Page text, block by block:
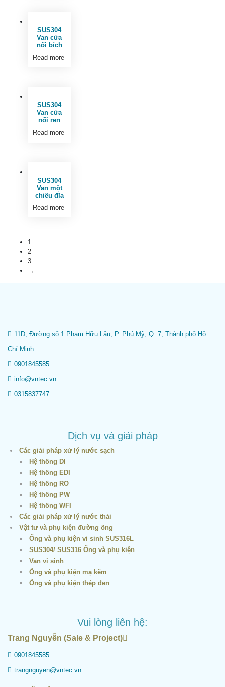
SUS304
Van cửa
nối bích
Read more
SUS304
Van cửa
nối ren
Read more
SUS304
Van một
chiều đĩa
Read more
1
2
3
→
11D, Đường số 1 Phạm Hữu Lầu, P. Phú Mỹ, Q. 7, Thành phố Hồ
Chí Minh
0901845585
info@vntec.vn
0315837747
Dịch vụ và giải pháp
Các giải pháp xử lý nước sạch
Hệ thống DI
Hệ thống EDI
Hệ thống RO
Hệ thống PW
Hệ thống WFI
Các giải pháp xử lý nước thải
Vật tư và phụ kiện đường ống
Ống và phụ kiện vi sinh SUS316L
SUS304/ SUS316 Ống và phụ kiện
Van vi sinh
Ống và phụ kiện mạ kẽm
Ống và phụ kiện thép đen
Vui lòng liên hệ:
Trang Nguyễn (Sale & Project)
0901845585
trangnguyen@vntec.vn